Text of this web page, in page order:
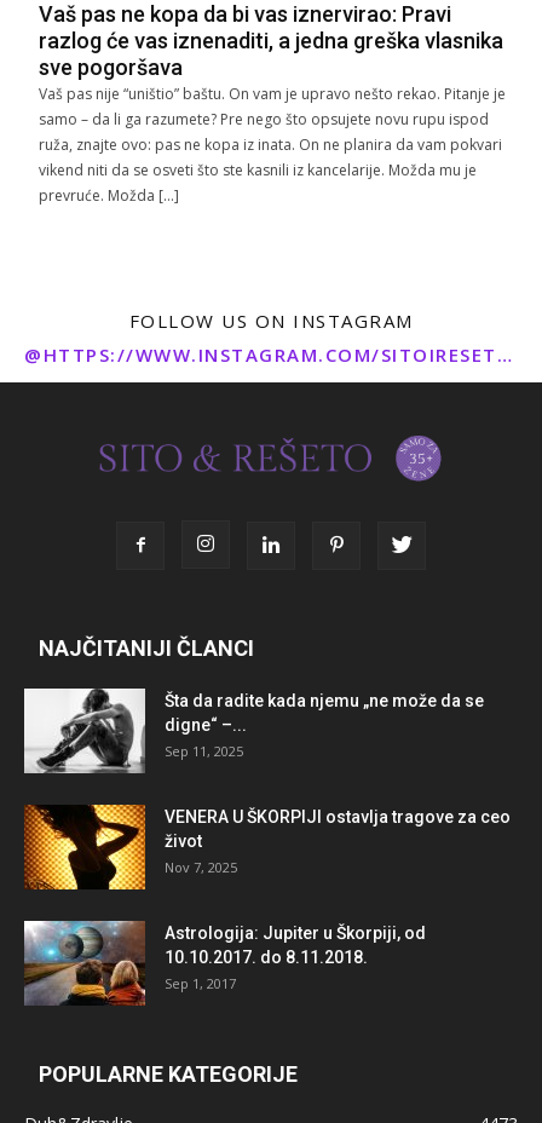
Vaš pas ne kopa da bi vas iznervirao: Pravi
razlog će vas iznenaditi, a jedna greška vlasnika
sve pogoršava
Vaš pas nije “uništio” baštu. On vam je upravo nešto rekao. Pitanje je
samo – da li ga razumete? Pre nego što opsujete novu rupu ispod
ruža, znajte ovo: pas ne kopa iz inata. On ne planira da vam pokvari
vikend niti da se osveti što ste kasnili iz kancelarije. Možda mu je
prevruće. Možda […]
FOLLOW US ON INSTAGRAM
@HTTPS://WWW.INSTAGRAM.COM/SITOIRESETO/
NAJČITANIJI ČLANCI
Šta da radite kada njemu „ne može da se
digne“ –...
Sep 11, 2025
VENERA U ŠKORPIJI ostavlja tragove za ceo
život
Nov 7, 2025
Astrologija: Jupiter u Škorpiji, od
10.10.2017. do 8.11.2018.
Sep 1, 2017
POPULARNE KATEGORIJE